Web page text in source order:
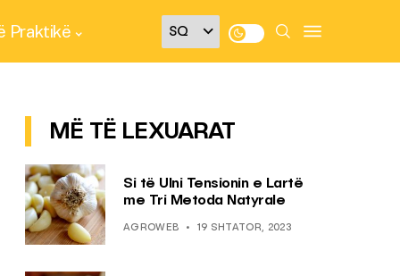
Praktikë
MË TË LEXUARAT
Si të Ulni Tensionin e Lartë
me Tri Metoda Natyrale
AGROWEB 19 SHTATOR, 2023